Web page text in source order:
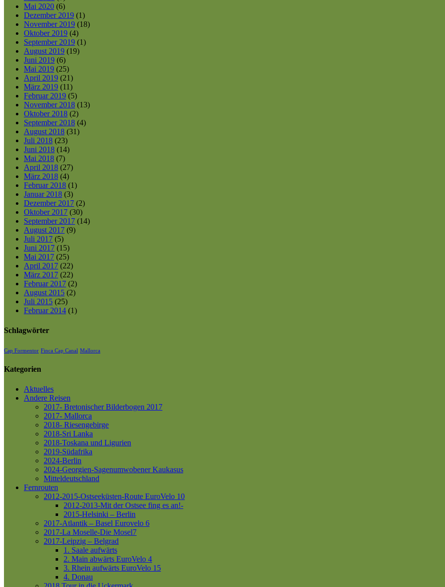
Mai 2020 (6)
Dezember 2019 (1)
November 2019 (18)
Oktober 2019 (4)
September 2019 (1)
August 2019 (19)
Juni 2019 (6)
Mai 2019 (25)
April 2019 (21)
März 2019 (11)
Februar 2019 (5)
November 2018 (13)
Oktober 2018 (2)
September 2018 (4)
August 2018 (31)
Juli 2018 (23)
Juni 2018 (14)
Mai 2018 (7)
April 2018 (27)
März 2018 (4)
Februar 2018 (1)
Januar 2018 (3)
Dezember 2017 (2)
Oktober 2017 (30)
September 2017 (14)
August 2017 (9)
Juli 2017 (5)
Juni 2017 (15)
Mai 2017 (25)
April 2017 (22)
März 2017 (22)
Februar 2017 (2)
August 2015 (2)
Juli 2015 (25)
Februar 2014 (1)
Schlagwörter
Cap Formentor Finca Cap Canal Mallorca
Kategorien
Aktuelles
Andere Reisen
2017- Bretonischer Bilderbogen 2017
2017- Mallorca
2018- Riesengebirge
2018-Sri Lanka
2018-Toskana und Ligurien
2019-Südafrika
2024-Berlin
2024-Georgien-Sagenumwobener Kaukasus
Mitteldeutschland
Fernrouten
2012-2015-Ostseeküsten-Route EuroVelo 10
2012-2013-Mit der Ostsee fing es an!-
2015-Helsinki – Berlin
2017-Atlantik – Basel Eurovelo 6
2017-La Moselle-Die Mosel7
2017-Leipzig – Belgrad
1. Saale aufwärts
2. Main abwärts EuroVelo 4
3. Rhein aufwärts EuroVelo 15
4. Donau